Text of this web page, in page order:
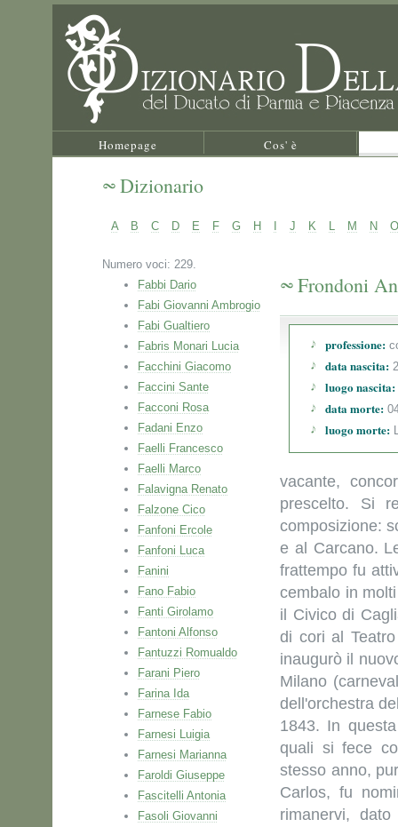
Homepage Cos' è
Dizionario
A B C D E F G H J K L M N O
Numero voci: 229.
Fabbi Dario
Fabi Giovanni Ambrogio
Fabi Gualtiero
Fabris Monari Lucia
Facchini Giacomo
Faccini Sante
Facconi Rosa
Fadani Enzo
Faelli Francesco
Faelli Marco
Falavigna Renato
Falzone Cico
Fanfoni Ercole
Fanfoni Luca
Fanini
Fano Fabio
Fanti Girolamo
Fantoni Alfonso
Fantuzzi Romualdo
Farani Piero
Farina Ida
Farnese Fabio
Farnesi Luigia
Farnesi Marianna
Faroldi Giuseppe
Fascitelli Antonia
Fasoli Giovanni
Frondoni
professione:
data nascita:
luogo nascita:
data morte:
luogo morte:
vacante,
prescelto. Si
composizione:
e al Carcano.
frattempo fu
cembalo in
il Civico di
di cori al
inaugurò il
Milano
dell'orchestra
1843. In
quali si fece
stesso anno,
Carlos, fu
rimanervi,